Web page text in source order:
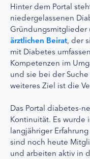
Hinter dem Portal
niedergelassenen
ärztlichen Beirat, der
mit Diabetes
Kompetenzen im
und sie bei der
weiteres Ziel ist die
Das Portal diabetes-
Kontinuität. Es wurde
langjähriger
sind noch heute
und arbeiten aktiv in